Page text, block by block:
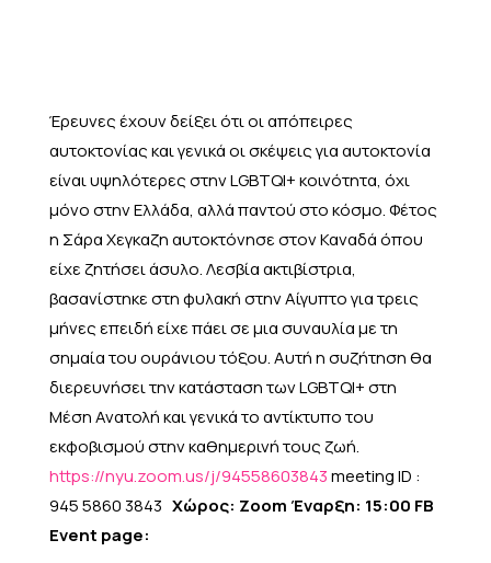
Έρευνες έχουν δείξει ότι οι απόπειρες
αυτοκτονίας και γενικά οι σκέψεις για αυτοκτονία
είναι υψηλότερες στην LGBTQI+ κοινότητα, όχι
μόνο στην Ελλάδα, αλλά παντού στο κόσμο. Φέτος
η Σάρα Χεγκαζη αυτοκτόνησε στον Καναδά όπου
είχε ζητήσει άσυλο. Λεσβία ακτιβίστρια,
βασανίστηκε στη φυλακή στην Αίγυπτο για τρεις
μήνες επειδή είχε πάει σε μια συναυλία με τη
σημαία του ουράνιου τόξου. Αυτή η συζήτηση θα
διερευνήσει την κατάσταση των LGBTQI+ στη
Μέση Ανατολή και γενικά το αντίκτυπο του
εκφοβισμού στην καθημερινή τους ζωή.
https://nyu.zoom.us/j/94558603843meeting ID :
945 5860 3843 Χώρος: ZoomΈναρξη: 15:00 FB
Event page: